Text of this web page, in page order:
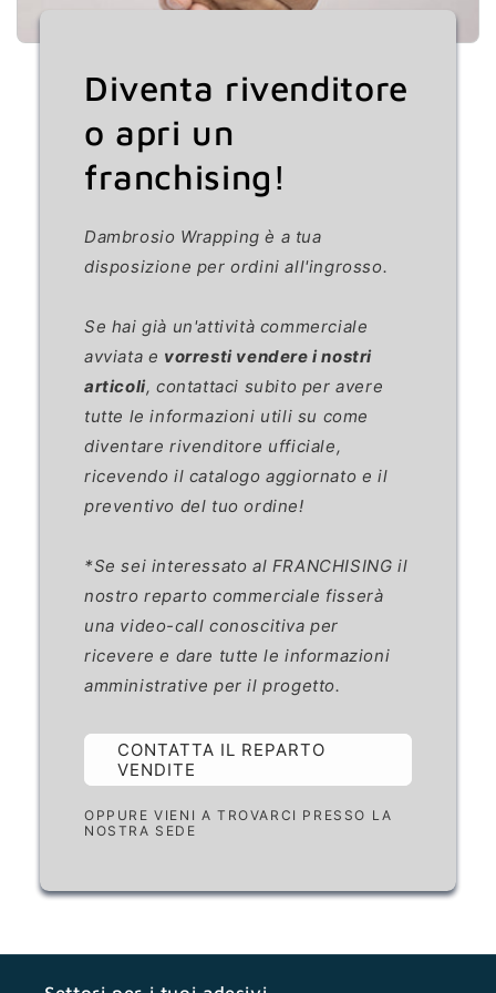
Diventa rivenditore
o apri un
franchising!
Dambrosio Wrapping è a tua
disposizione per ordini all'ingrosso.
Se hai già un'attività commerciale
avviata e vorresti vendere i nostri
articoli, contattaci subito per avere
tutte le informazioni utili su come
diventare rivenditore ufficiale,
ricevendo il catalogo aggiornato e il
preventivo del tuo ordine!
*Se sei interessato al FRANCHISING il
nostro reparto commerciale fisserà
una video-call conoscitiva per
ricevere e dare tutte le informazioni
amministrative per il progetto.
CONTATTA IL REPARTO
VENDITE
OPPURE VIENI A TROVARCI PRESSO LA
NOSTRA SEDE